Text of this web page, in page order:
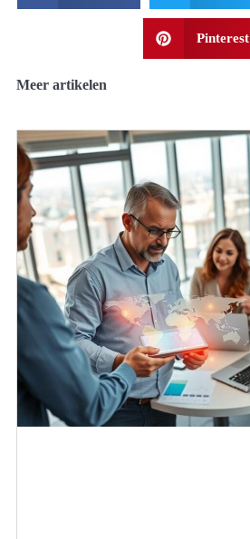
Pinterest
Meer artikelen